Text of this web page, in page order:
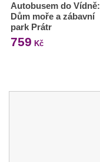
Autobusem do Vídně:
Dům moře a zábavní
park Prátr
759 Kč